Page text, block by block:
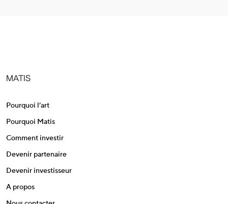
MATIS
Pourquoi l’art
Pourquoi Matis
Comment investir
Devenir partenaire
Devenir investisseur
A propos